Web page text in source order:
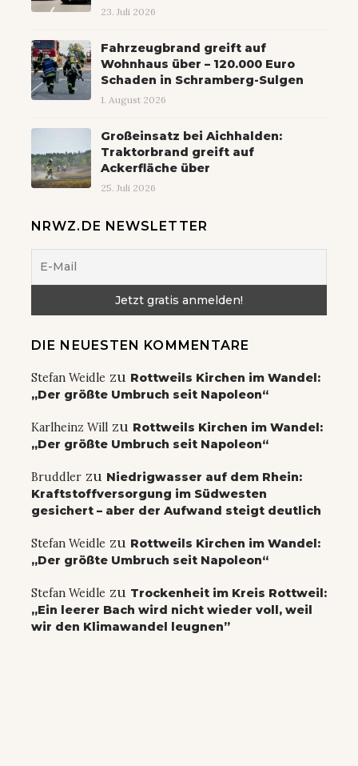
23. Juli 2026
Fahrzeugbrand greift auf
Wohnhaus über – 120.000 Euro
Schaden in Schramberg-Sulgen
1. August 2026
Großeinsatz bei Aichhalden:
Traktorbrand greift auf
Ackerfläche über
25. Juli 2026
NRWZ.DE NEWSLETTER
DIE NEUESTEN KOMMENTARE
Stefan Weidle zu Rottweils Kirchen im Wandel:
„Der größte Umbruch seit Napoleon“
Karlheinz Will zu Rottweils Kirchen im Wandel:
„Der größte Umbruch seit Napoleon“
Bruddler zu Niedrigwasser auf dem Rhein:
Kraftstoffversorgung im Südwesten
gesichert – aber der Aufwand steigt deutlich
Stefan Weidle zu Rottweils Kirchen im Wandel:
„Der größte Umbruch seit Napoleon“
Stefan Weidle zu Trockenheit im Kreis Rottweil:
„Ein leerer Bach wird nicht wieder voll, weil
wir den Klimawandel leugnen”